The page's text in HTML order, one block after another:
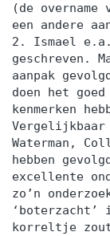
(de
een andere
2. Ismael e.a.
geschreven.
aanpak
doen het
kenmerken
Vergelijkbaar
Waterman,
hebben
excellente
zo’n
‘boterzacht’
korreltje zout